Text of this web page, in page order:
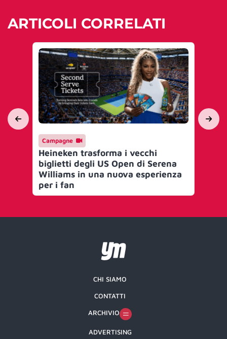
ARTICOLI CORRELATI
Campagne
Heineken trasforma i vecchi
biglietti degli US Open di Serena
Williams in una nuova esperienza
per i fan
CHI SIAMO
CONTATTI
ARCHIVIO
ADVERTISING